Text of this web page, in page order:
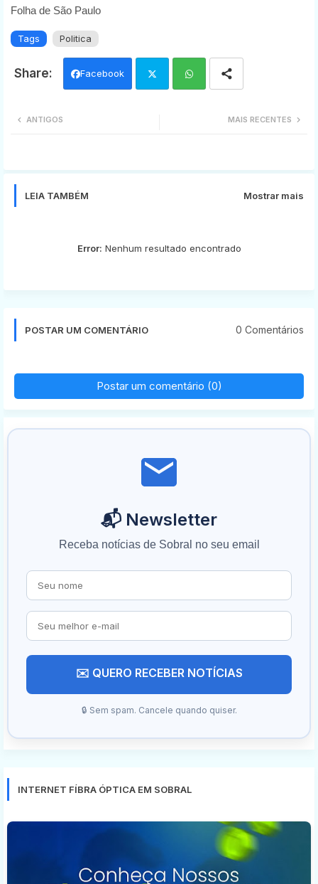
Folha de São Paulo
Tags Politica
Facebook
MAIS RECENTES
ANTIGOS
LEIA TAMBÉM Mostrar mais
Error: Nenhum resultado encontrado
POSTAR UM COMENTÁRIO 0 Comentários
Postar um comentário (0)
📬 Newsletter
Receba notícias de Sobral no seu email
✉️ QUERO RECEBER NOTÍCIAS
🔒 Sem spam. Cancele quando quiser.
INTERNET FÍBRA ÓPTICA EM SOBRAL